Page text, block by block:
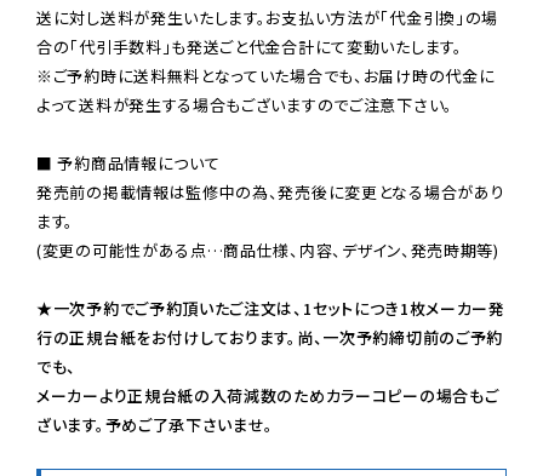
送に対し送料が発生いたします。お支払い方法が「代金引換」の場
※ご予約時に送料無料となっていた場合でも、お届け時の代金に
よって送料が発生する場合もございますのでご注意下さい。
■ 予約商品情報について
発売前の掲載情報は監修中の為、発売後に変更となる場合があり
ます。
(変更の可能性がある点…商品仕様、内容、デザイン、発売時期等)
★一次予約でご予約頂いたご注文は、1セットにつき1枚メーカー発
行の正規台紙をお付けしております。尚、一次予約締切前のご予約
でも、
メーカーより正規台紙の入荷減数のためカラーコピーの場合もご
ざいます。予めご了承下さいませ。